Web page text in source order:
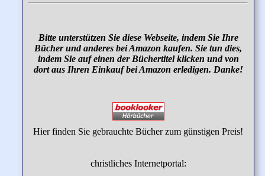
Bitte unterstützen Sie diese Webseite, indem Sie Ihre
Bücher und anderes bei Amazon kaufen. Sie tun dies,
indem Sie auf einen der Büchertitel klicken und von
dort aus Ihren Einkauf bei Amazon erledigen. Danke!
Hier finden Sie gebrauchte Bücher zum günstigen Preis!
christliches Internetportal: